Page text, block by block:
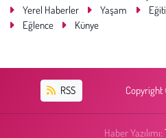
Yerel Haberler
Yaşam
Eğlence
Künye
RSS Copyright
Haber Yazılımı: